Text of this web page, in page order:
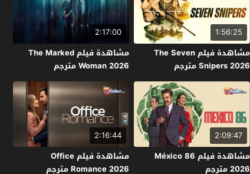
1:56:25
مشاهدة فيلم The Seven
Snipers 2026 مترجم
2:17:00
مشاهدة فيلم The Marked
Woman 2026 مترجم
2:09:47
مشاهدة فيلم México 86
2026 مترجم
2:16:44
مشاهدة فيلم Office
Romance 2026 مترجم